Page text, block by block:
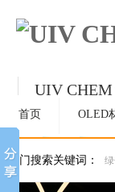
UIV
持续精进
首页 OLED
热门搜索关键词：